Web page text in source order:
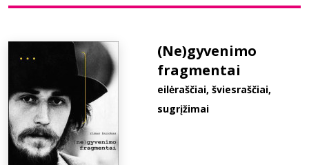
info@elvislab.lt
(Ne)gyvenimo
fragmentai
eilėraščiai, šviesraščiai,
sugrįžimai